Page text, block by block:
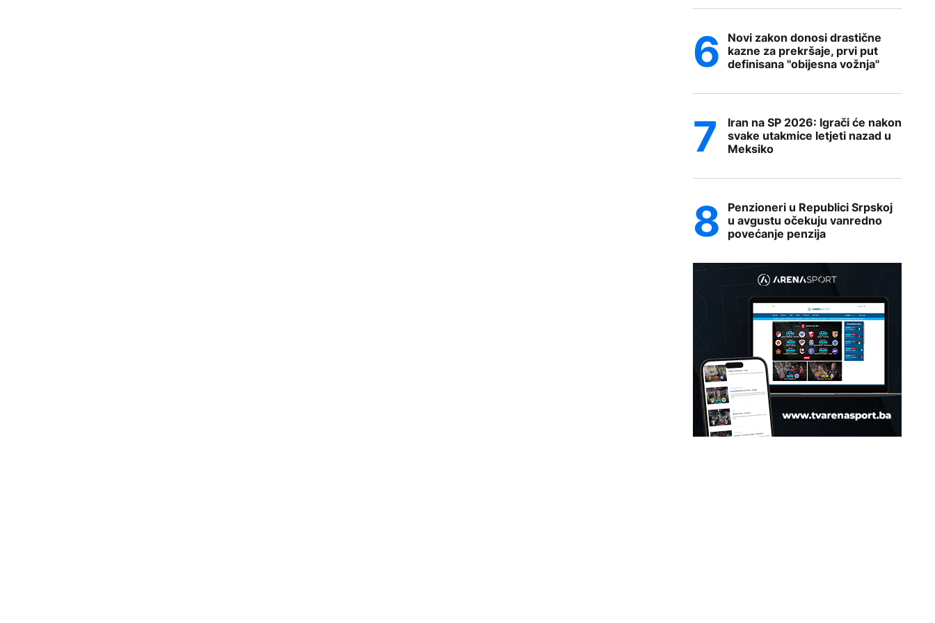
Novi zakon donosi drastične
kazne za prekršaje, prvi put
definisana "obijesna vožnja"
Iran na SP 2026: Igrači će nakon
svake utakmice letjeti nazad u
Meksiko
Penzioneri u Republici Srpskoj
u avgustu očekuju vanredno
povećanje penzija